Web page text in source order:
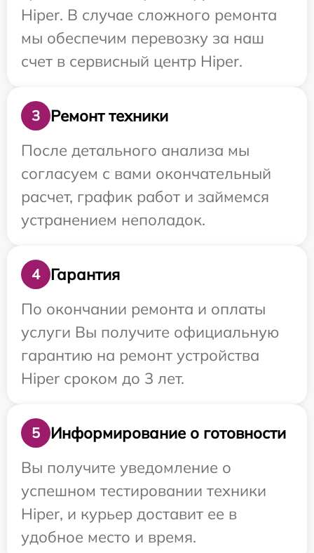
Hiper. В случае сложного ремонта
мы обеспечим перевозку за наш
счет в сервисный центр Hiper.
3
Ремонт техники
После детального анализа мы
согласуем с вами окончательный
расчет, график работ и займемся
устранением неполадок.
4
Гарантия
По окончании ремонта и оплаты
услуги Вы получите официальную
гарантию на ремонт устройства
Hiper сроком до 3 лет.
5
Информирование о готовности
Вы получите уведомление о
успешном тестировании техники
Hiper, и курьер доставит ее в
удобное место и время.